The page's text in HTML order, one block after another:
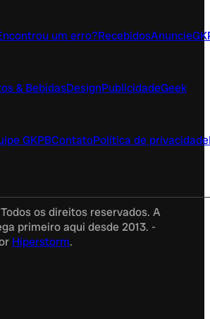
um erro?RecebidosAnuncie
& BebidasDesignPublicidadeGeek
GKPBContatoPolítica de privacidade
os direitos reservados. A
primeiro aqui desde 2013. -
Hiperstorm.